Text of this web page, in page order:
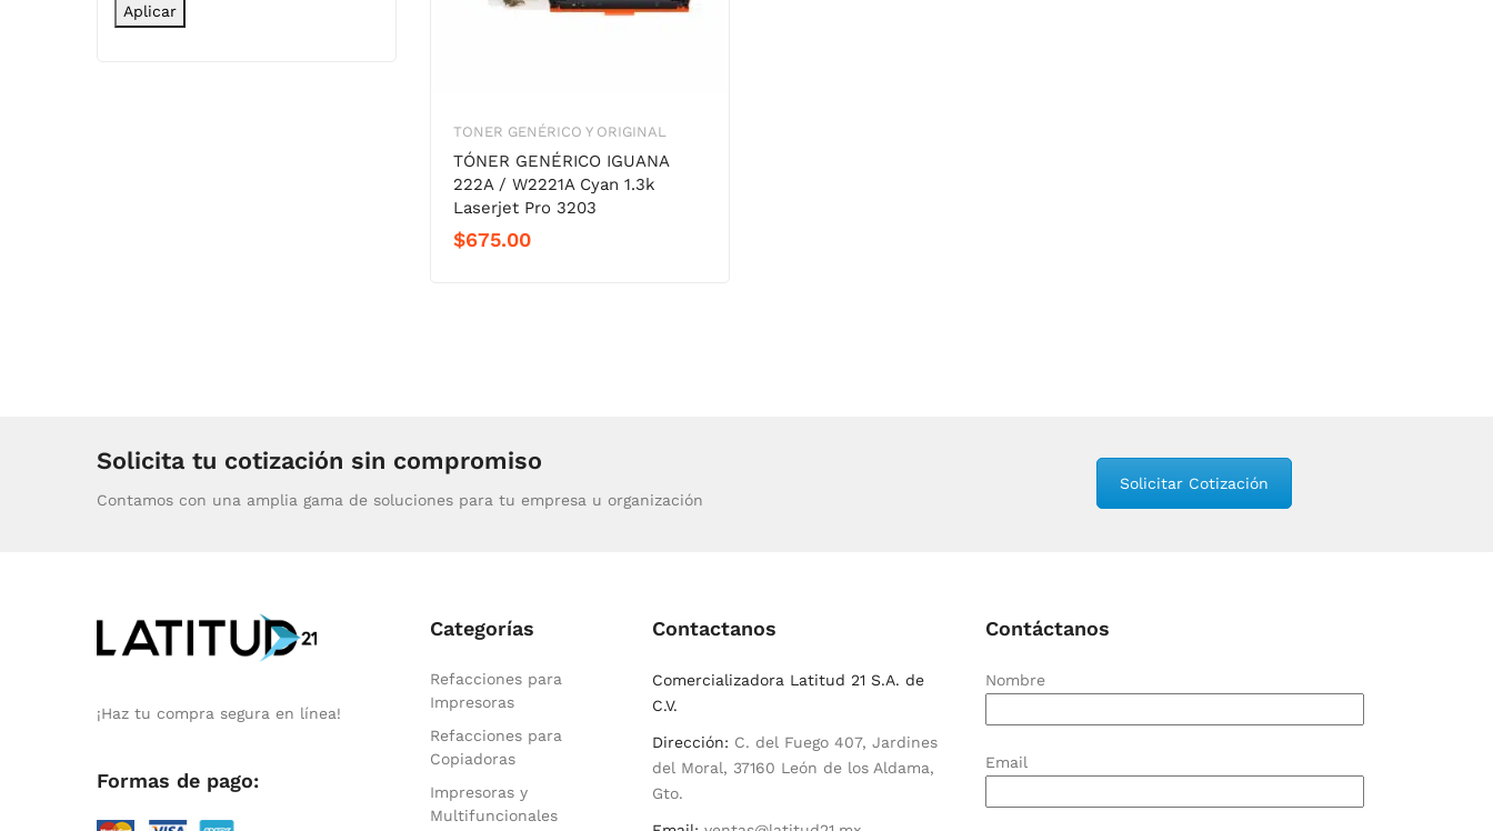
TONER GENÉRICO Y ORIGINAL
TÓNER GENÉRICO IGUANA
222A / W2221A Cyan 1.3k
Laserjet Pro 3203
$675.00
Aplicar
Solicita tu cotización sin compromiso
Contamos con una amplia gama de soluciones para tu empresa u organización
Solicitar Cotización
¡Haz tu compra segura en línea!
Formas de pago:
Categorías
Refacciones para
Impresoras
Refacciones para
Copiadoras
Impresoras y
Multifuncionales
Contactanos
Comercializadora Latitud 21 S.A. de
C.V.
Dirección: C. del Fuego 407, Jardines
del Moral, 37160 León de los Aldama,
Gto.
Contáctanos
Nombre
Email